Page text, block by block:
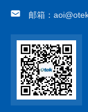
邮箱：